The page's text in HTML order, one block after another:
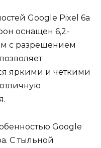
Google Pixel 6a
оснащен 6,2-
с разрешением
яркими и четкими
Google
С тыльной